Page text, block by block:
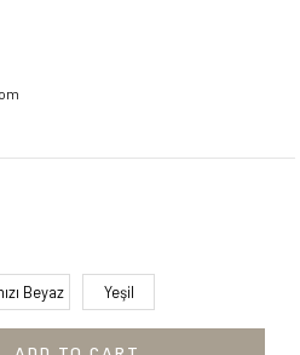
Beyaz Yeşil